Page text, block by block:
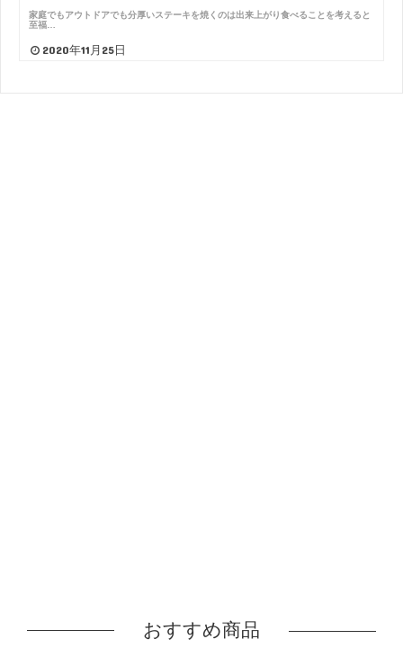
家庭でもアウトドアでも分厚いステーキを焼くのは出来上がり食べることを考えると
至福…
2020年11月25日
おすすめ商品